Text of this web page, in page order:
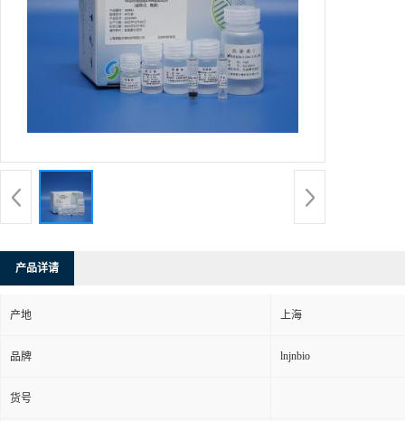
产品详请
产地 上海
品牌 lnjnbio
货号